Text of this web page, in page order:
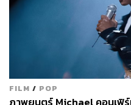
FILM / POP